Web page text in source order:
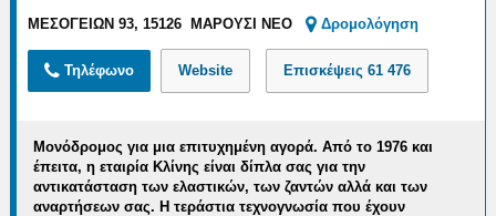
ΜΕΣΟΓΕΙΩΝ 93, 15126 ΜΑΡΟΥΣΙ ΝΕΟ Δρομολόγηση
Τηλέφωνο Website Επισκέψεις61 476
Μονόδρομος για μια επιτυχημένη αγορά.Από το 1976 και
έπειτα, η εταιρία Κλίνης είναι δίπλα σαςγια την
αντικατάστασητων ελαστικών, των ζαντών αλλά και των
αναρτήσεων σας. Η τεράστια τεχνογνωσία που έχουν